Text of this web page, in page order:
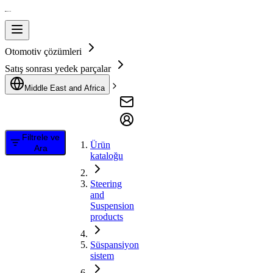
Otomotiv çözümleri
Satış sonrası yedek parçalar
Middle East and Africa
Filtrele ve
Ara
Ürün
kataloğu
Steering
and
Suspension
products
Süspansiyon
sistem